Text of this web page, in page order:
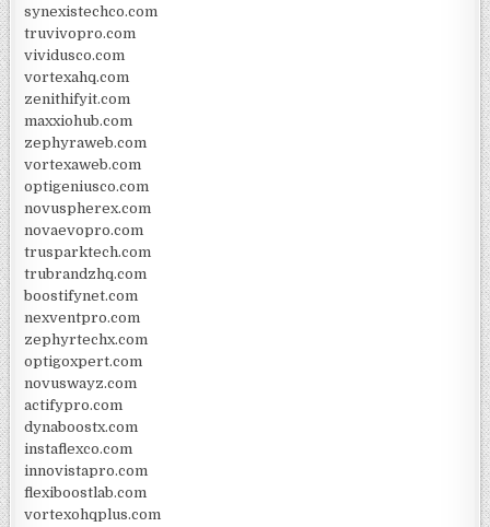
synexistechco.com
truvivopro.com
vividusco.com
vortexahq.com
zenithifyit.com
maxxiohub.com
zephyraweb.com
vortexaweb.com
optigeniusco.com
novuspherex.com
novaevopro.com
trusparktech.com
trubrandzhq.com
boostifynet.com
nexventpro.com
zephyrtechx.com
optigoxpert.com
novuswayz.com
actifypro.com
dynaboostx.com
instaflexco.com
innovistapro.com
flexiboostlab.com
vortexohqplus.com